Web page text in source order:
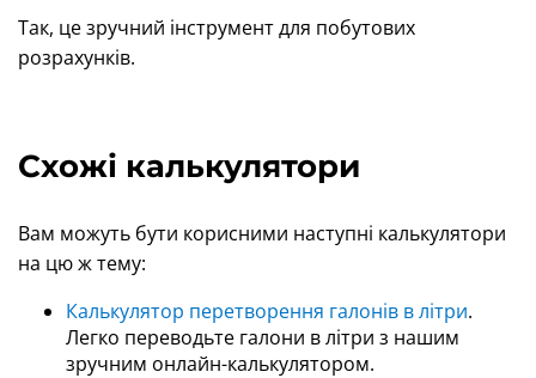
Так, це зручний інструмент для побутових
розрахунків.
Схожі калькулятори
Вам можуть бути корисними наступні калькулятори
на цю ж тему:
Калькулятор перетворення галонів в літри.
Легко переводьте галони в літри з нашим
зручним онлайн-калькулятором.